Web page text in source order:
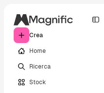
Crea
Home
Ricerca
Stock